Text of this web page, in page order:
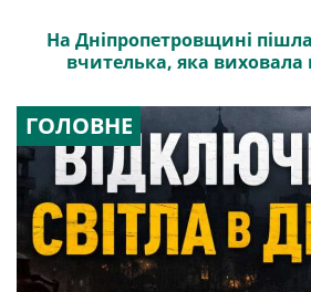
На Дніпропетровщині пішла
вчителька, яка виховала
ГОЛОВНЕ